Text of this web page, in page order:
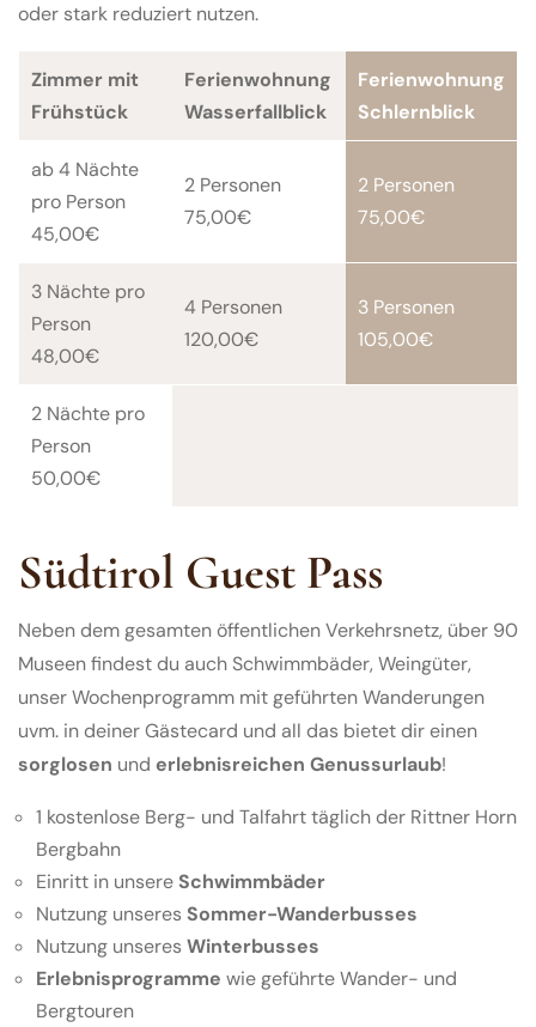
oder stark reduziert nutzen.
Zimmer mit
Frühstück
Ferienwohnung
Wasserfallblick
Ferienwohnung
Schlernblick
ab 4 Nächte
pro Person
45,00€
2 Personen
75,00€
2 Personen
75,00€
3 Nächte pro
Person
48,00€
4 Personen
120,00€
3 Personen
105,00€
2 Nächte pro
Person
50,00€
Südtirol Guest Pass
Neben dem gesamten öffentlichen Verkehrsnetz, über 90
Museen findest du auch Schwimmbäder, Weingüter,
unser Wochenprogramm mit geführten Wanderungen
uvm. in deiner Gästecard und all das bietet dir einen
sorglosen und erlebnisreichen Genussurlaub!
1 kostenlose Berg- und Talfahrt täglich der Rittner Horn
Bergbahn
Einritt in unsere Schwimmbäder
Nutzung unseres Sommer-Wanderbusses
Nutzung unseresWinterbusses
Erlebnisprogramme wie geführte Wander- und
Bergtouren